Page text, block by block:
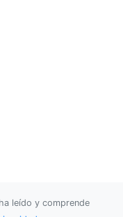
leído y comprende